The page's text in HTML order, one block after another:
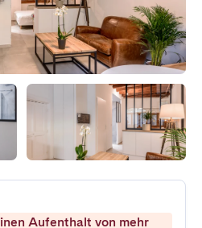
Aufenthalt von mehr